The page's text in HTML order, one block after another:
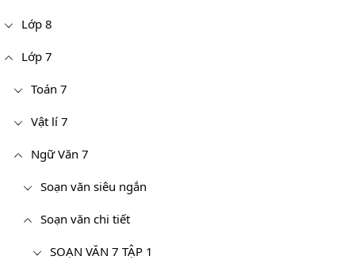
Lớp 8
Lớp 7
Toán 7
Vật lí 7
Ngữ Văn 7
Soạn văn siêu ngắn
Soạn văn chi tiết
SOẠN VĂN 7 TẬP 1